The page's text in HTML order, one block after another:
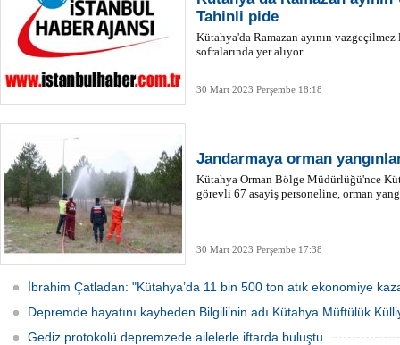
Tahinli pide
Kütahya'da Ramazan ayının
sofralarında yer alıyor.
30 Mart 2023 Perşembe 18:18
Jandarmaya orman
Kütahya Orman Bölge Müdürlüğü'nce
görevli 67 asayiş personeline, orman
30 Mart 2023 Perşembe 17:38
İbrahim Çatladan: "Kütahya’da 11 bin 500 ton atık ekonomiye
Depremde hayatını kaybeden Bilgili’nin adı Kütahya Müftülük
Gediz protokolü depremzede ailelerle iftarda buluştu